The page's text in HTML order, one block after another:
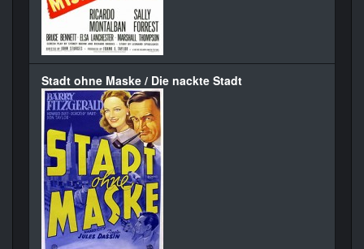
Stadt ohne Maske / Die nackte Stadt